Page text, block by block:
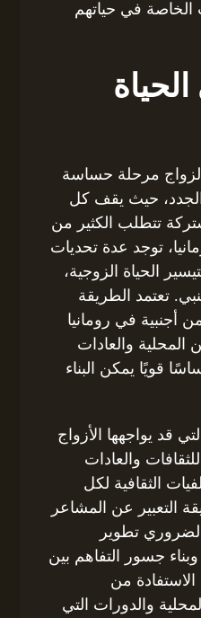
في حياتهم
الزواج مرحلة حساسة
الجدد، حيث يقف كل
تتطلب الكثير من
توجد عدة تحديات
الحياة الزوجية،
تعتمد الطريقة
من أجنبية في رومانيا
المحلية والعادات
قويًا يمكن البناء
قد يواجهها الأزواج
والعادات
الثقافية لكل
التعبير عن المشاعر
تطوير
جسور التفاهم بين
من
والدورات التي